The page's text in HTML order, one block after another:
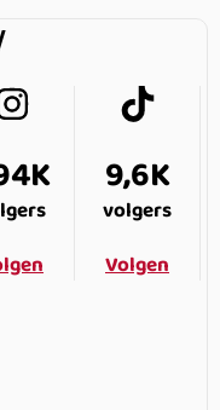
9,6K
volgers
Volgen